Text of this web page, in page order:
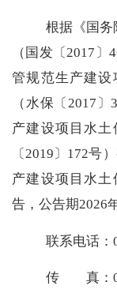
根据《国务
（国发〔2017 〕
管规范生产建设
（水保〔 2017 〕
产建设项目水
〔2019 〕 172号
产建设项目水
告，公告期2026
联系电话：
传 真：